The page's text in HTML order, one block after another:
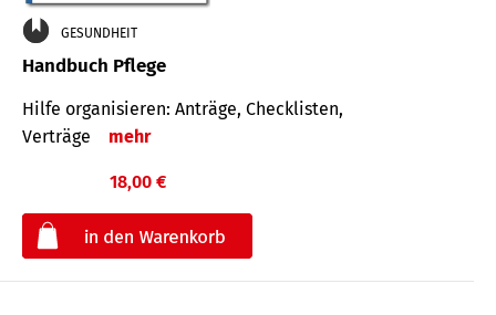
GESUNDHEIT
Handbuch Pflege
Hilfe organisieren: Anträge, Checklisten,
Verträge
mehr
18,00 €